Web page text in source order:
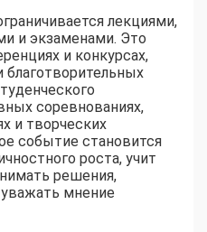
лекциями,
и экзаменами. Это
и конкурсах,
благотворительных
соревнованиях,
и творческих
событие становится
роста, учит
решения,
мнение